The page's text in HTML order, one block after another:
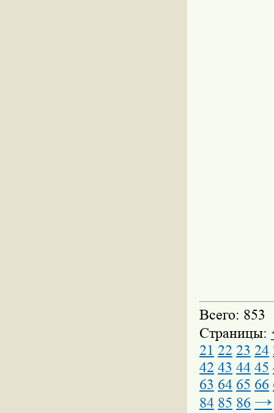
Всего: 853
Страницы:
21 22 23 24
42 43 44 45
63 64 65 66
84 85 86 →